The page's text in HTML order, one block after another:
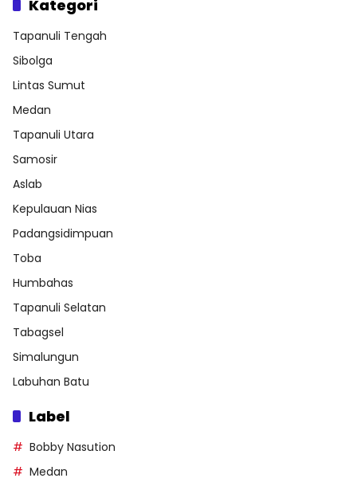
Kategori
Tapanuli Tengah
Sibolga
Lintas Sumut
Medan
Tapanuli Utara
Samosir
Aslab
Kepulauan Nias
Padangsidimpuan
Toba
Humbahas
Tapanuli Selatan
Tabagsel
Simalungun
Labuhan Batu
Label
Bobby Nasution
Medan